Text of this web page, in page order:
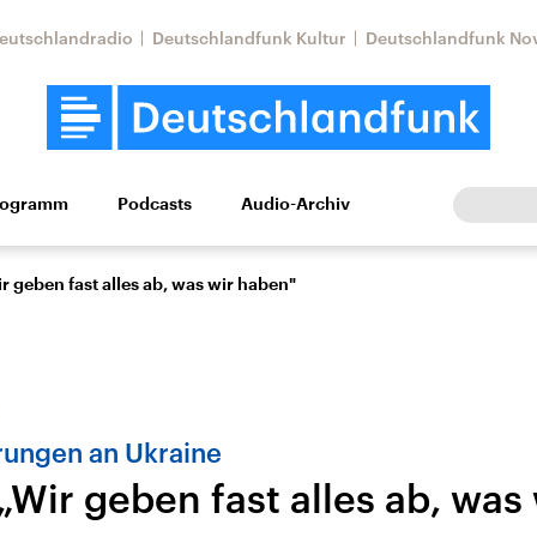
Deutschlandfunk Kultur Deutschlandfunk
Wissen Kultur Europa
Beiträge,
Nahostkonflikt
Iran
Aktuelle Lage und
Podcasts Audio-Archiv
geben fast alles ab, was wir haben"
an Ukraine
geben fast alles ab, was